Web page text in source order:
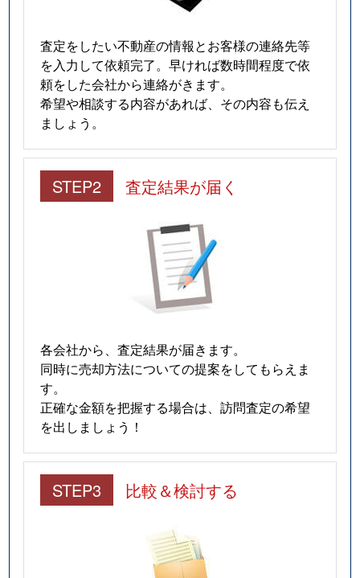
査定をしたい不動産の情報とお客様の連絡先等
を入力して依頼完了。早ければ数時間程度で依
頼をした会社から連絡がきます。
希望や相談する内容があれば、その内容も伝え
ましょう。
STEP2 査定結果が届く
各会社から、査定結果が届きます。
同時に売却方法についての提案をしてもらえま
す。
正確な金額を把握する場合は、訪問査定の希望
を出しましょう！
STEP3 比較＆検討する